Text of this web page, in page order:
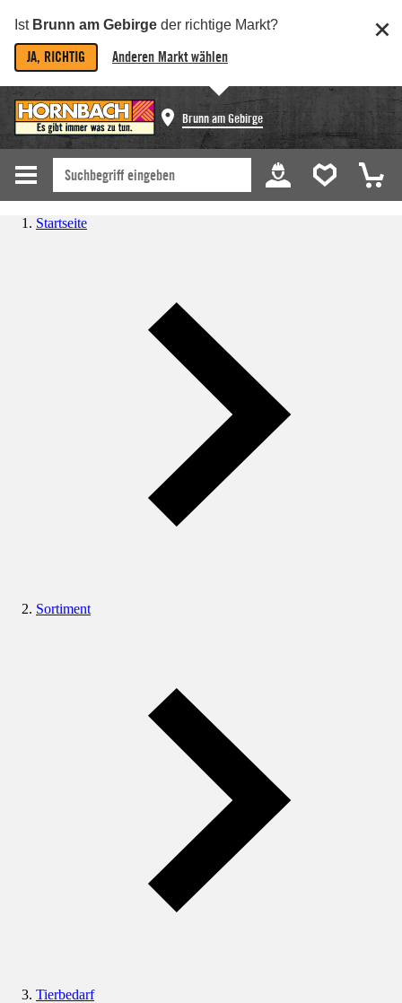
Ist Brunn am Gebirge der richtige Markt?
JA, RICHTIG Anderen Markt wählen
Brunn am Gebirge
Startseite
Sortiment
Tierbedarf